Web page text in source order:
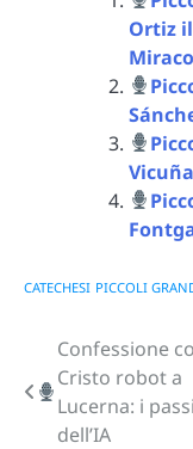
Ortiz
Vicuña
CATECHESI PICCOLI
articoli
Confessione
Cristo robot a
Lucerna: i passi
dell’IA